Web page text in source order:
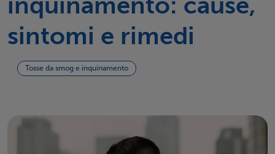
I NOSTRI VALORI
sintomi e rimedi
Tosse da smog e inquinamento